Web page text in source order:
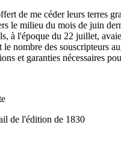
de me céder leurs terres
le milieu du mois de juin
à l'époque du 22 juillet,
le nombre des souscripteurs
et garanties nécessaires
de l'édition de 1830